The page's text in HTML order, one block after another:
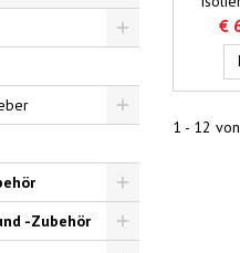
Toggle
-Zubehör
VDE
€
1 - 12